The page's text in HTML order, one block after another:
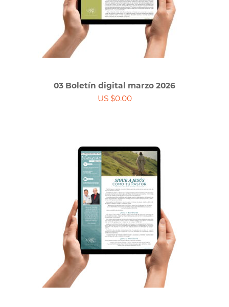
03 Boletín digital marzo 2026
US $0.00